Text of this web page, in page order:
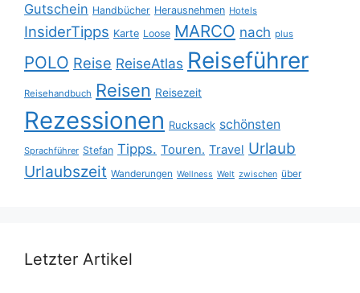
Gutschein Handbücher Herausnehmen Hotels
InsiderTipps Karte Loose MARCO nach plus
POLO Reise ReiseAtlas Reiseführer
Reisehandbuch Reisen Reisezeit
Rezessionen Rucksack schönsten
Sprachführer Stefan Tipps. Touren. Travel Urlaub
Urlaubszeit Wanderungen Wellness Welt zwischen über
Letzter Artikel